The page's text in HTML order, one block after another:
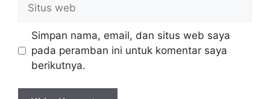
web
Simpan nama, email, dan situs web saya
pada peramban ini untuk komentar saya
berikutnya.